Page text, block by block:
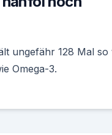
ungefähr 128 Mal so
Omega-3.